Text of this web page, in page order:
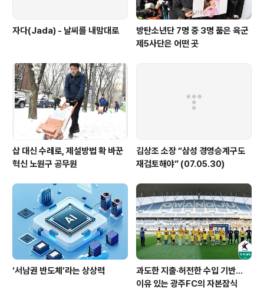
자다(Jada) - 날씨를 내맘대로
방탄소년단 7명 중 3명 품은 육군
제5사단은 어떤 곳
삽 대신 수레로, 제설방법 확 바꾼
혁신 노원구 공무원
김상조 소장 “삼성 경영승계구도
재검토해야” (07.05.30)
‘서남권 반도체’라는 상상력
과도한 지출·허전한 수입 기반…
이유 있는 광주FC의 자본잠식